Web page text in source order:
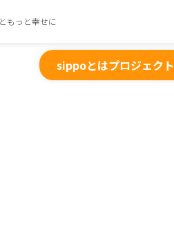
もっと幸せに
sippoとはプロジェクト